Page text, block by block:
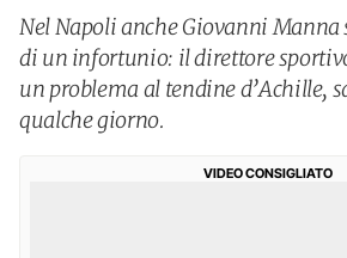
Nel Napoli anche Giovanni Manna
di un infortunio: il direttore
un problema al tendine d’Achille,
qualche giorno.
VIDEO CONSIGLIATO